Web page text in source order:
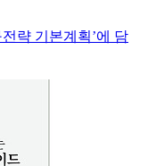
략 기본계획’에 담